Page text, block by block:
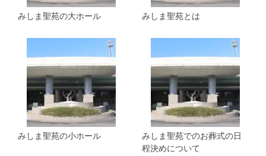
みしま聖苑の大ホール みしま聖苑とは
みしま聖苑の小ホール
みしま聖苑でのお葬式の日
程決めについて